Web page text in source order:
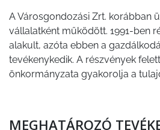
A Városgondozási Zrt. korábban
vállalatként működött. 1991-ben
alakult, azóta ebben a
tevékenykedik. A részvények
önkormányzata gyakorolja a
MEGHATÁROZÓ